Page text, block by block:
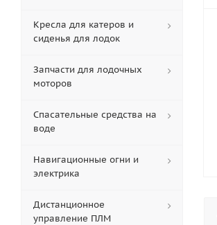
Кресла для катеров и
сиденья для лодок
Запчасти для лодочных
моторов
Спасательные средства на
воде
Навигационные огни и
электрика
Дистанционное
управление ПЛМ